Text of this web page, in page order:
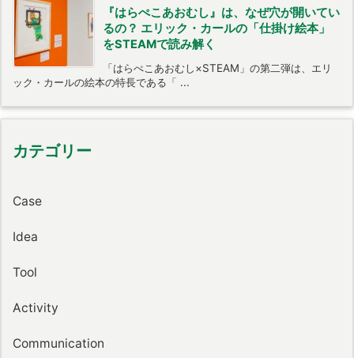
『はらぺこあおむし』は、なぜ穴が開いてい
るの？ エリック・カールの「仕掛け絵本」
をSTEAMで読み解く
「はらぺこあおむし×STEAM」の第二弾は、エリ
ック・カールの絵本の特長である「 ...
カテゴリー
Case
Idea
Tool
Activity
Communication